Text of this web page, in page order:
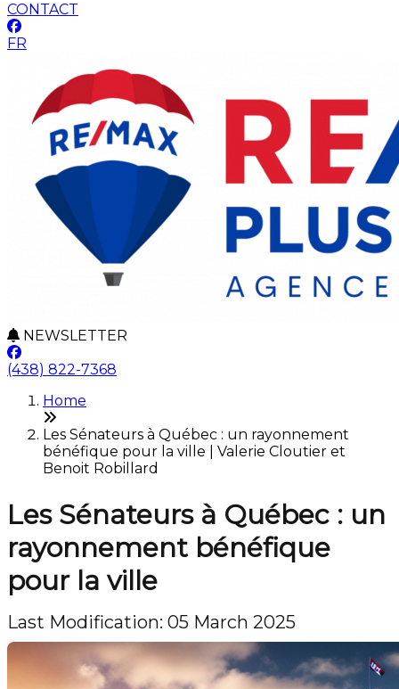
CONTACT
FR
NEWSLETTER
(438) 822-7368
Home
Les Sénateurs à Québec : un rayonnement
bénéfique pour la ville | Valerie Cloutier et
Benoit Robillard
Les Sénateurs à Québec : un
rayonnement bénéfique
pour la ville
Last Modification: 05 March 2025